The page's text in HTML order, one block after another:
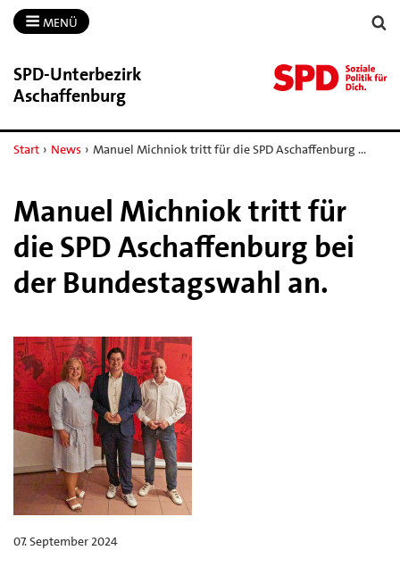
MENÜ
SPD-​Unterbezirk
Aschaffenburg
Start › News › Manuel Michniok tritt für die SPD Aschaffenburg …
Manuel Michniok tritt für
die SPD Aschaffenburg bei
der Bundestagswahl an.
07. September 2024